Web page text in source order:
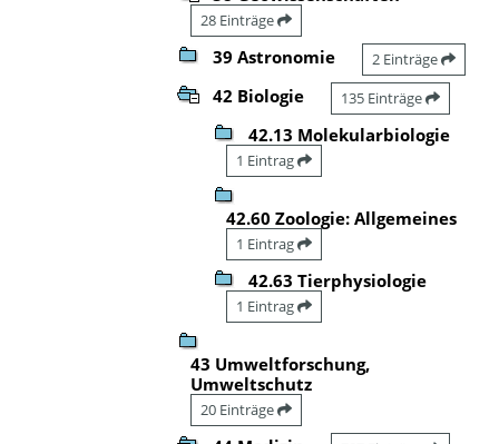
28 Einträge
39 Astronomie 2 Einträge
42 Biologie 135 Einträge
42.13 Molekularbiologie
1 Eintrag
42.60 Zoologie: Allgemeines
1 Eintrag
42.63 Tierphysiologie
1 Eintrag
43 Umweltforschung,
Umweltschutz
20 Einträge